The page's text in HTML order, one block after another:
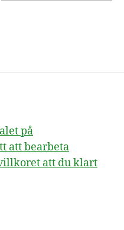
på
att bearbeta
att du klart